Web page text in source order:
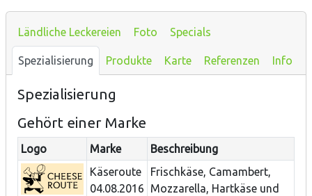
Ländliche Leckereien Foto Specials
Spezialisierung Produkte Karte Referenzen Info
Spezialisierung
Gehört einer Marke
Logo Marke
Beschreibung
Käseroute
04.08.2016
Frischkäse, Camambert,
Mozzarella, Hartkäse und